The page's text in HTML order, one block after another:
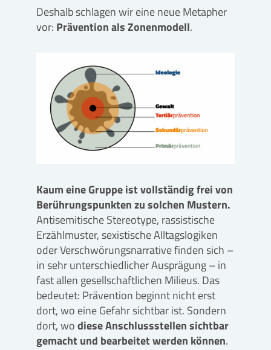
Deshalb schlagen wir eine neue Metapher
vor: Prävention als Zonenmodell.
Kaum eine Gruppe ist vollständig frei von
Berührungspunkten zu solchen Mustern.
Antisemitische Stereotype, rassistische
Erzählmuster, sexistische Alltagslogiken
oder Verschwörungsnarrative finden sich –
in sehr unterschiedlicher Ausprägung – in
fast allen gesellschaftlichen Milieus. Das
bedeutet: Prävention beginnt nicht erst
dort, wo eine Gefahr sichtbar ist. Sondern
dort, wodiese Anschlussstellen sichtbar
gemacht und bearbeitet werden können.